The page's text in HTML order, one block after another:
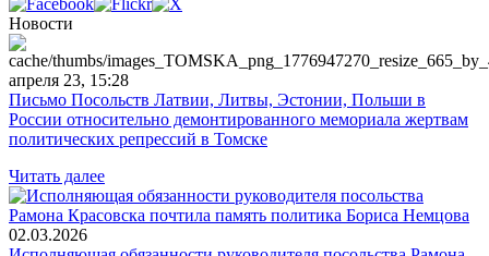
Новости
апреля 23, 15:28
Письмо Посольств Латвии, Литвы, Эстонии, Польши в
России относительно демонтированного мемориала жертвам
политических репрессий в Томске
Читать далее
02.03.2026